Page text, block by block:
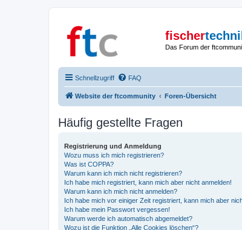
fischer
Das Forum der
Schnellzugriff FAQ
Website der ftcommunity Foren-Übersicht
Häufig gestellte Fragen
Registrierung und Anmeldung
Wozu muss ich mich registrieren?
Was ist COPPA?
Warum kann ich mich nicht registrieren?
Ich habe mich registriert, kann mich aber nicht anmelden!
Warum kann ich mich nicht anmelden?
Ich habe mich vor einiger Zeit registriert, kann mich aber
Ich habe mein Passwort vergessen!
Warum werde ich automatisch abgemeldet?
Wozu ist die Funktion „Alle Cookies löschen“?